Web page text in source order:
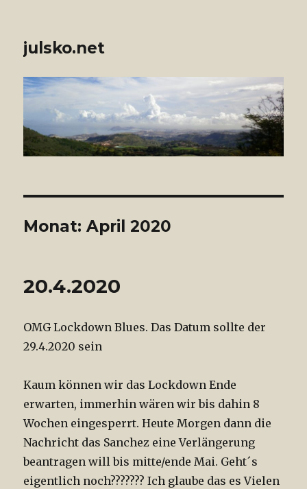
julsko.net
Monat: April 2020
20.4.2020
OMG Lockdown Blues. Das Datum sollte der
29.4.2020 sein
Kaum können wir das Lockdown Ende
erwarten, immerhin wären wir bis dahin 8
Wochen eingesperrt. Heute Morgen dann die
Nachricht das Sanchez eine Verlängerung
beantragen will bis mitte/ende Mai. Geht´s
eigentlich noch??????? Ich glaube das es Vielen